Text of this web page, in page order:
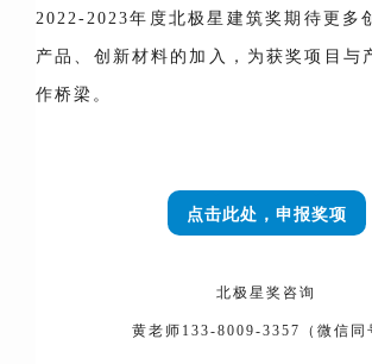
2022-2023年度北极星建筑奖期待更多
产品、创新材料的加入，为获奖项目与
作桥梁。
点击此处，申报奖项
北极星奖咨询
黄老师133-8009-3357（微信同